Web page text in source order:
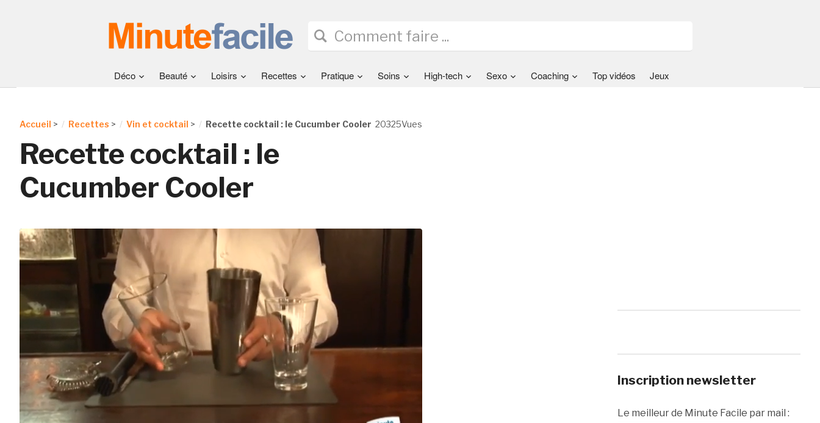
Déco Beauté Loisirs Recettes Pratique Soins High-tech Sexo Coaching Top vidéos Jeux
20325Vues
Accueil > Recettes > Vin et cocktail > Recette cocktail : le Cucumber Cooler
Recette cocktail : le
Cucumber Cooler
Inscription newsletter
Le meilleur de Minute Facile par mail :